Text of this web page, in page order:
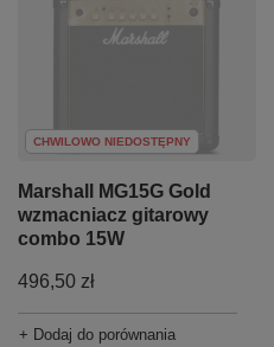
CHWILOWO NIEDOSTĘPNY
Marshall MG15G Gold
wzmacniacz gitarowy
combo 15W
496,50 zł
+ Dodaj do porównania